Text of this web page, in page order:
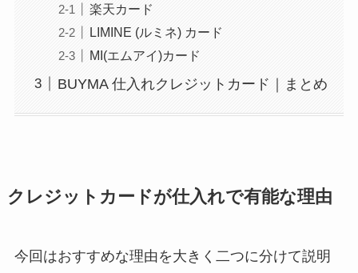
楽天カード
LIMINE (ルミネ) カード
MI(エムアイ)カード
BUYMA 仕入れクレジットカード｜まとめ
クレジットカードが仕入れで有能な理由
今回はおすすめな理由を大きく二つに分けて説明